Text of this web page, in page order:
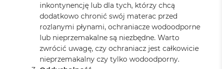
inkontynencję lub dla tych, którzy chcą
dodatkowo chronić swój materac przed
rozlanymi płynami, ochraniacze wodoodporne
lub nieprzemakalne są niezbędne. Warto
zwrócić uwagę, czy ochraniacz jest całkowicie
nieprzemakalny czy tylko wodoodporny.